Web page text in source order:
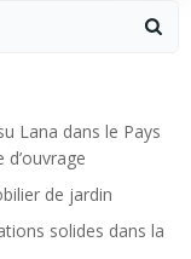
Lana dans le Pays
de jardin
solides dans la